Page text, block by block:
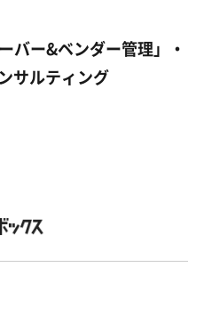
バー&ベンダー管理」・
サルティング